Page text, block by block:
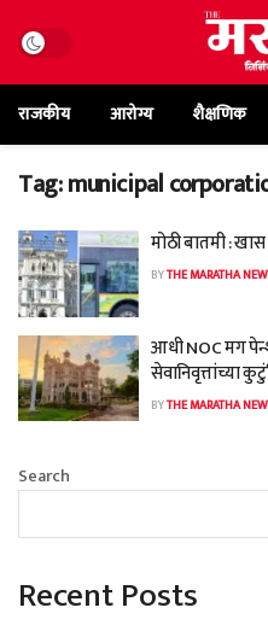
राजकीय आरोग्य शैक्षणिक
Tag:municipal
मोठी बातमी :
BYTHE MARATHA
आधी NOC मग
सेवानिवृत्तांच्या
BYTHE MARATHA
Search
Recent Posts